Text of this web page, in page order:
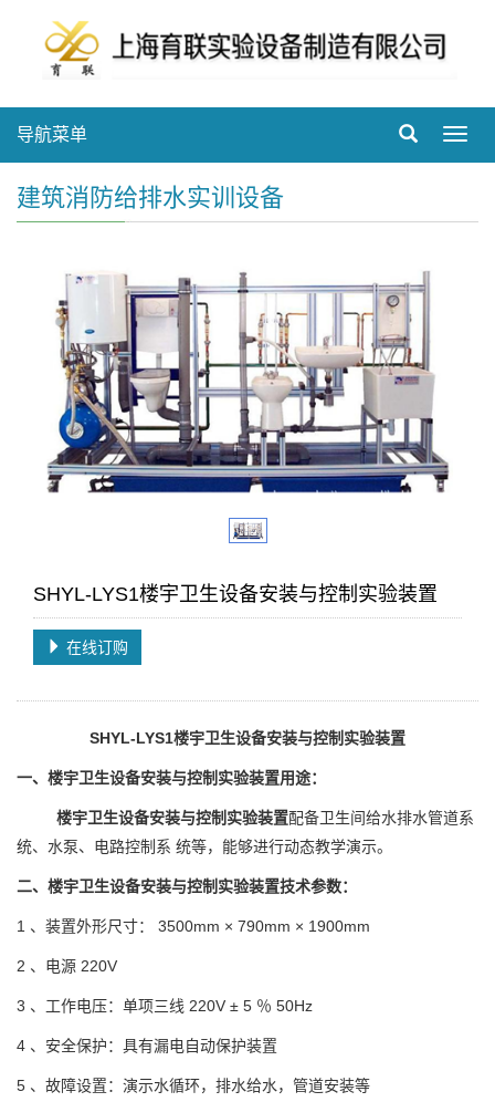
导航菜单
建筑消防给排水实训设备
SHYL-LYS1楼宇卫生设备安装与控制实验装置
在线订购
SHYL-LYS1楼宇卫生设备安装与控制 实验装置
一、 楼宇卫生设备安装与控制 实验装置用途：
楼宇卫生设备安装与控制 实验装置配备卫生间给水排水管道系
统、水泵、电路控制系 统等，能够进行动态教学演示。
二、 楼宇卫生设备安装与控制 实验装置技术参数：
1 、装置外形尺寸： 3500mm × 790mm × 1900mm
2 、电源 220V
3 、工作电压：单项三线 220V ± 5 ％ 50Hz
4 、安全保护：具有漏电自动保护装置
5 、故障设置：演示水循环，排水给水，管道安装等